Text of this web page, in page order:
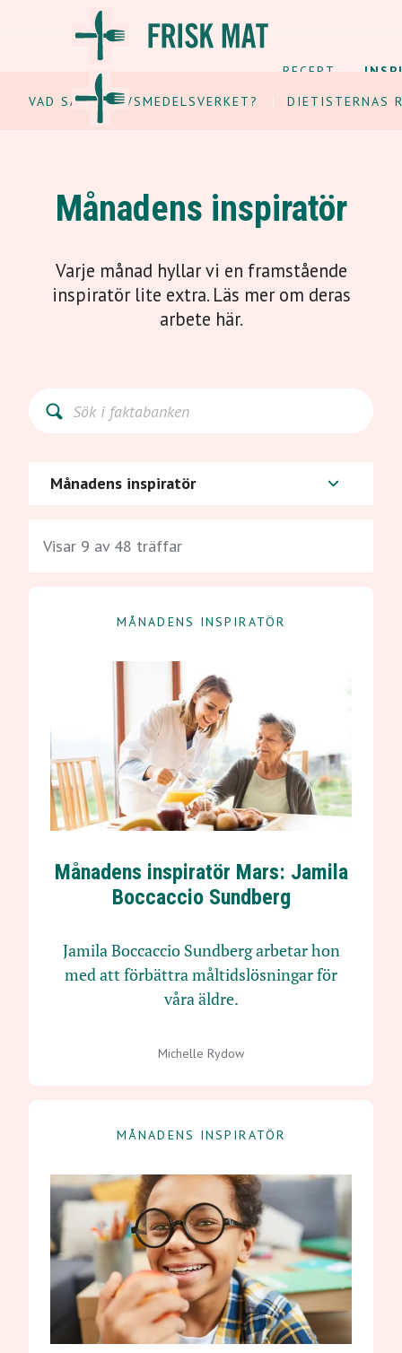
RECEPT
VAD SÄGER LIVSMEDELSVERKET?
DIETISTERNAS
Månadens inspiratör
Varje månad hyllar vi en framstående
inspiratör lite extra. Läs mer om deras
arbete här.
Månadens inspiratör
Visar 9 av 48 träffar
MÅNADENS INSPIRATÖR
Månadens inspiratör Mars: Jamila
Boccaccio Sundberg
Jamila Boccaccio Sundberg arbetar hon
med att förbättra måltidslösningar för
våra äldre.
Michelle Rydow
MÅNADENS INSPIRATÖR